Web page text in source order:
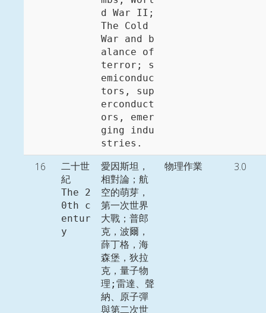
d War II;
The Cold
War and b
alance of
terror; s
emiconduc
tors, sup
erconduct
ors, emer
ging indu
stries.
16
二十世
紀
The 2
0th c
entur
y
愛因斯坦，
相對論；航
空的萌芽，
第一次世界
大戰；普郎
克，波爾，
薛丁格，海
森堡，狄拉
克，量子物
理;雷達、聲
納、原子彈
與第二次世
物理作業 3.0